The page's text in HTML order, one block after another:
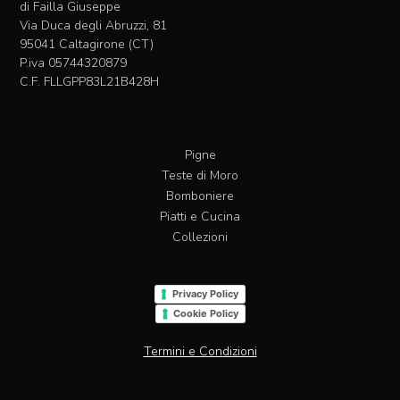
di Failla Giuseppe
Via Duca degli Abruzzi, 81
95041 Caltagirone (CT)
P.iva 05744320879
C.F. FLLGPP83L21B428H
Pigne
Teste di Moro
Bomboniere
Piatti e Cucina
Collezioni
Privacy Policy
Cookie Policy
Termini e Condizioni